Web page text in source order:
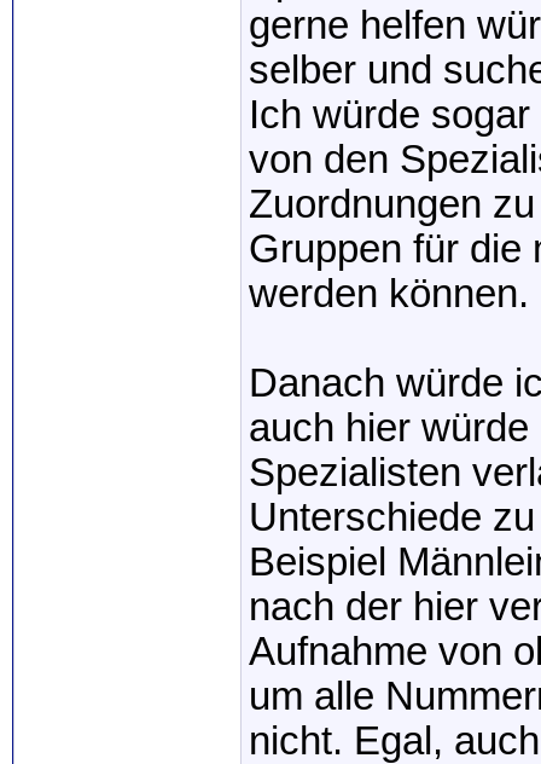
gerne helfen
selber und
Ich würde
von den
Zuordnungen
Gruppen für die
werden können.
Danach würde
auch hier
Spezialisten
Unterschiede
Beispiel
nach der hier
Aufnahme von
um alle
nicht. Egal,